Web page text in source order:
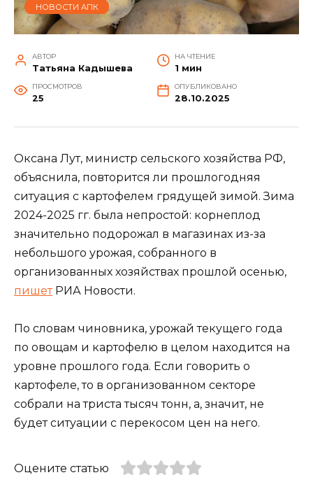
НОВОСТИ АПК
АВТОР
Татьяна Кадышева
НА ЧТЕНИЕ
1 мин
ПРОСМОТРОВ
25
ОПУБЛИКОВАНО
28.10.2025
Оксана Лут, министр сельского хозяйства РФ,
объяснила, повторится ли прошлогодняя
ситуация с картофелем грядущей зимой. Зима
2024-2025 гг. была непростой: корнеплод
значительно подорожал в магазинах из-за
небольшого урожая, собранного в
организованных хозяйствах прошлой осенью,
пишетРИА Новости.
По словам чиновника, урожай текущего года
по овощам и картофелю в целом находится на
уровне прошлого года. Если говорить о
картофеле, то в организованном секторе
собрали на триста тысяч тонн, а, значит, не
будет ситуации с перекосом цен на него.
Оцените статью